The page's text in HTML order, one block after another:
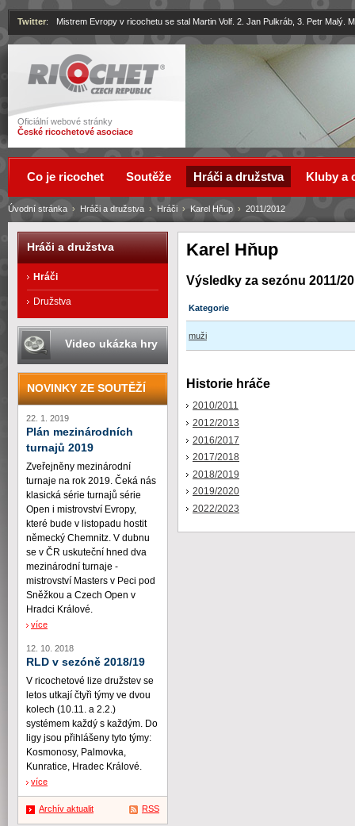
Ricochet
Oficiální webové stránky
České ricochetové asociace
Twitter: Mistrem Evropy v ricochetu se stal Martin Volf. 2. Jan Pulkráb, 3. Petr Malý.
Karel Hňup
Výsledky za sezónu 2011/
Kategorie
muži
Historie hráče
2010/2011
2012/2013
2016/2017
2017/2018
2018/2019
2019/2020
2022/2023
Úvodní stránka › Hráči a družstva › Hráči › Karel Hňup › 2011/2012
Co je ricochet Soutěže Hráči a družstva Kluby a
Hráči a družstva
Hráči
Družstva
Video ukázka hry
NOVINKY ZE SOUTĚŽÍ
22. 1. 2019
Plán mezinárodních
turnajů 2019
Zveřejněny mezinárodní
turnaje na rok 2019. Čeká nás
klasická série turnajů série
Open i mistrovství Evropy,
které bude v listopadu hostit
německý Chemnitz. V dubnu
se v ČR uskuteční hned dva
mezinárodní turnaje -
mistrovství Masters v Peci pod
Sněžkou a Czech Open v
Hradci Králové.
více
12. 10. 2018
RLD v sezóně 2018/19
V ricochetové lize družstev se
letos utkají čtyři týmy ve dvou
kolech (10.11. a 2.2.)
systémem každý s každým. Do
ligy jsou přihlášeny tyto týmy:
Kosmonosy, Palmovka,
Kunratice, Hradec Králové.
více
Archív aktualit RSS